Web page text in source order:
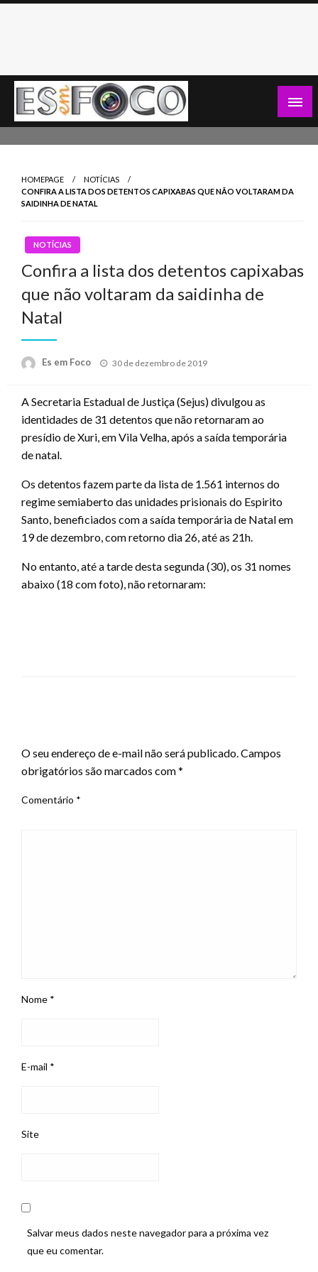
Skip
HOMEPAGE
NOTÍCIAS
CONFIRA A LISTA DOS DETENTOS CAPIXABAS QUE NÃO VOLTARAM DA
SAIDINHA DE NATAL
NOTÍCIAS
Confira a lista dos detentos capixabas
que não voltaram da saidinha de
Natal
Es em Foco
Posted
30 de dezembro de 2019
A Secretaria Estadual de Justiça (Sejus) divulgou as
identidades de 31 detentos que não retornaram ao
presídio de Xuri, em Vila Velha, após a saída temporária
de natal.
Os detentos fazem parte da lista de 1.561 internos do
regime semiaberto das unidades prisionais do Espirito
Santo, beneficiados com a saída temporária de Natal em
19 de dezembro, com retorno dia 26, até as 21h.
No entanto, até a tarde desta segunda (30), os 31 nomes
abaixo (18 com foto), não retornaram:
O seu endereço de e-mail não será publicado.Campos
obrigatórios são marcados com*
Comentário *
Nome *
E-mail *
Site
Salvar meus dados neste navegador para a próxima vez
que eu comentar.